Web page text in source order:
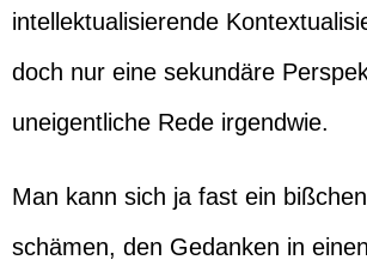
intellektualisierende
doch nur eine sekundäre
uneigentliche Rede irgendwie.
Man kann sich ja fast ein
schämen, den Gedanken in